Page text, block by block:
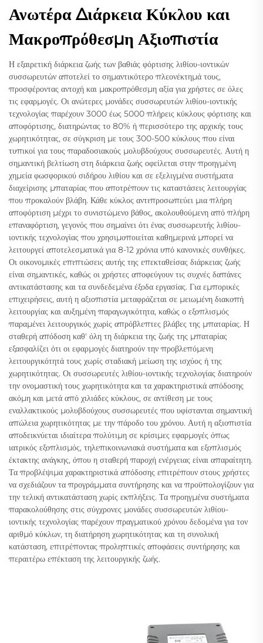
Ανωτέρα Διάρκεια Κύκλου και
Μακροπρόθεσμη Αξιοπιστία
Η εξαιρετική διάρκεια ζωής των βαθιάς φόρτισης λιθίου-ιοντικών
συσσωρευτών αποτελεί το σημαντικότερο πλεονέκτημά τους,
προσφέροντας αντοχή και μακροπρόθεσμη αξία για χρήστες σε όλες
τις εφαρμογές. Οι ανώτερες μονάδες συσσωρευτών λιθίου-ιοντικής
τεχνολογίας παρέχουν 3000 έως 5000 πλήρεις κύκλους φόρτισης και
αποφόρτισης, διατηρώντας το 80% ή περισσότερο της αρχικής τους
χωρητικότητας, σε σύγκριση με τους 300-500 κύκλους που είναι
τυπικοί για τους παραδοσιακούς μολυβδούχους συσσωρευτές. Αυτή η
σημαντική βελτίωση στη διάρκεια ζωής οφείλεται στην προηγμένη
χημεία φωσφορικού σιδήρου λιθίου και σε εξελιγμένα συστήματα
διαχείρισης μπαταρίας που αποτρέπουν τις καταστάσεις λειτουργίας
που προκαλούν βλάβη. Κάθε κύκλος αντιπροσωπεύει μια πλήρη
αποφόρτιση μέχρι το συνιστώμενο βάθος, ακολουθούμενη από πλήρη
επαναφόρτιση, γεγονός που σημαίνει ότι ένας συσσωρευτής λιθίου-
ιοντικής τεχνολογίας που χρησιμοποιείται καθημερινά μπορεί να
λειτουργεί αποτελεσματικά για 8-12 χρόνια υπό κανονικές συνθήκες.
Οι οικονομικές επιπτώσεις αυτής της επεκταθείσας διάρκειας ζωής
είναι σημαντικές, καθώς οι χρήστες αποφεύγουν τις συχνές δαπάνες
αντικατάστασης και τα συνδεδεμένα έξοδα εργασίας. Για εμπορικές
επιχειρήσεις, αυτή η αξιοπιστία μεταφράζεται σε μειωμένη διακοπή
λειτουργίας και αυξημένη παραγωγικότητα, καθώς ο εξοπλισμός
παραμένει λειτουργικός χωρίς απρόβλεπτες βλάβες της μπαταρίας. Η
σταθερή απόδοση καθ' όλη τη διάρκεια της ζωής της μπαταρίας
εξασφαλίζει ότι οι εφαρμογές διατηρούν την προβλεπόμενη
λειτουργικότητά τους χωρίς σταδιακή μείωση της ισχύος ή της
χωρητικότητας. Οι συσσωρευτές λιθίου-ιοντικής τεχνολογίας διατηρούν
την ονομαστική τους χωρητικότητα και τα χαρακτηριστικά απόδοσης
ακόμη και μετά από χιλιάδες κύκλους, σε αντίθεση με τους
εναλλακτικούς μολυβδούχους συσσωρευτές που υφίστανται σημαντική
απώλεια χωρητικότητας με την πάροδο του χρόνου. Αυτή η αξιοπιστία
αποδεικνύεται ιδιαίτερα πολύτιμη σε κρίσιμες εφαρμογές όπως
ιατρικός εξοπλισμός, τηλεπικοινωνιακά συστήματα και εξοπλισμός
έκτακτης ανάγκης, όπου η σταθερή παροχή ενέργειας είναι απαραίτητη.
Τα προβλέψιμα χαρακτηριστικά απόδοσης επιτρέπουν στους χρήστες
να σχεδιάζουν τα προγράμματα συντήρησης και να προϋπολογίζουν για
την τελική αντικατάσταση χωρίς εκπλήξεις. Τα προηγμένα συστήματα
παρακολούθησης στις σύγχρονες μονάδες συσσωρευτών λιθίου-
ιοντικής τεχνολογίας παρέχουν πραγματικού χρόνου δεδομένα για τον
αριθμό κύκλων, τη διατήρηση χωρητικότητας και τη συνολική
κατάσταση, επιτρέποντας προληπτικές αποφάσεις συντήρησης και
περαιτέρω επέκταση της λειτουργικής ζωής.